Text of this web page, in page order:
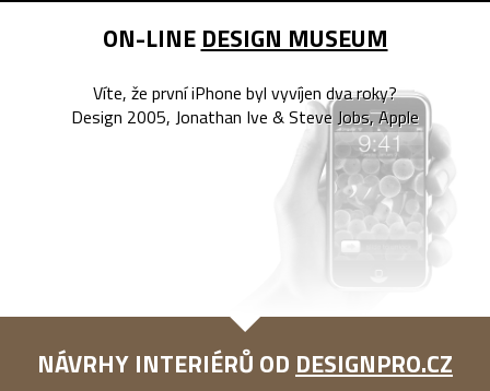
ON-LINE DESIGN MUSEUM
Víte, že první iPhone byl vyvíjen dva roky?
Design 2005, Jonathan Ive & Steve Jobs, Apple
NÁVRHY INTERIÉRŮ OD DESIGNPRO.CZ